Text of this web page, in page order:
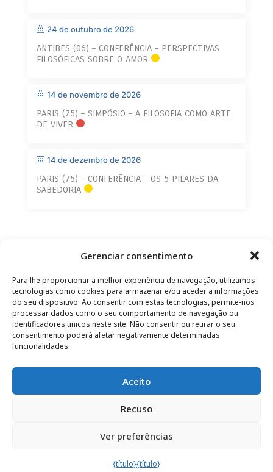
Gerenciar consentimento
Para lhe proporcionar a melhor experiência de navegação, utilizamos
tecnologias como cookies para armazenar e/ou aceder a informações
do seu dispositivo. Ao consentir com estas tecnologias, permite-nos
processar dados como o seu comportamento de navegação ou
identificadores únicos neste site. Não consentir ou retirar o seu
consentimento poderá afetar negativamente determinadas
funcionalidades.
Aceito
Recuso
Ver preferências
{título}{título}
24 de outubro de 2026
ANTIBES (06) – CONFERÊNCIA – PERSPECTIVAS
FILOSÓFICAS SOBRE O AMOR
14 de novembro de 2026
PARIS (75) – SIMPÓSIO – A FILOSOFIA COMO ARTE
DE VIVER
14 de dezembro de 2026
PARIS (75) – CONFERÊNCIA – OS 5 PILARES DA
SABEDORIA
CONTATO–AVISO LEGAL–PÁGINA DO LEITOR–
RESERVADOS